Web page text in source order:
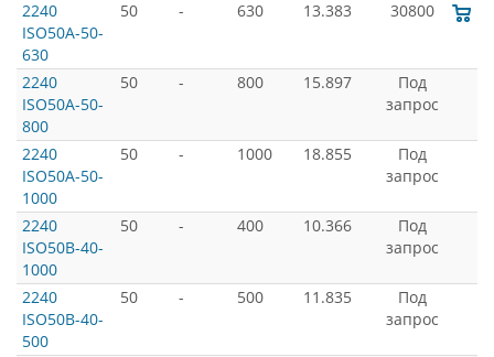
2240
ISO50A-50-
630
50 - 630 13.383 30800
2240
ISO50A-50-
800
50 - 800 15.897
Под
запрос
2240
ISO50A-50-
1000
50 - 1000 18.855
Под
запрос
2240
ISO50B-40-
1000
50 - 400 10.366
Под
запрос
2240
ISO50B-40-
500
50 - 500 11.835
Под
запрос